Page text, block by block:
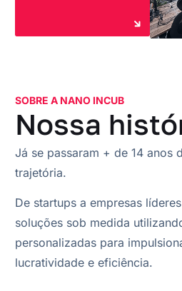
SOBRE A NANO INCUB
Nossa
Já se passaram + de 14 anos
trajetória.
De startups a empresas
soluções sob medida
personalizadas para
lucratividade e eficiência.